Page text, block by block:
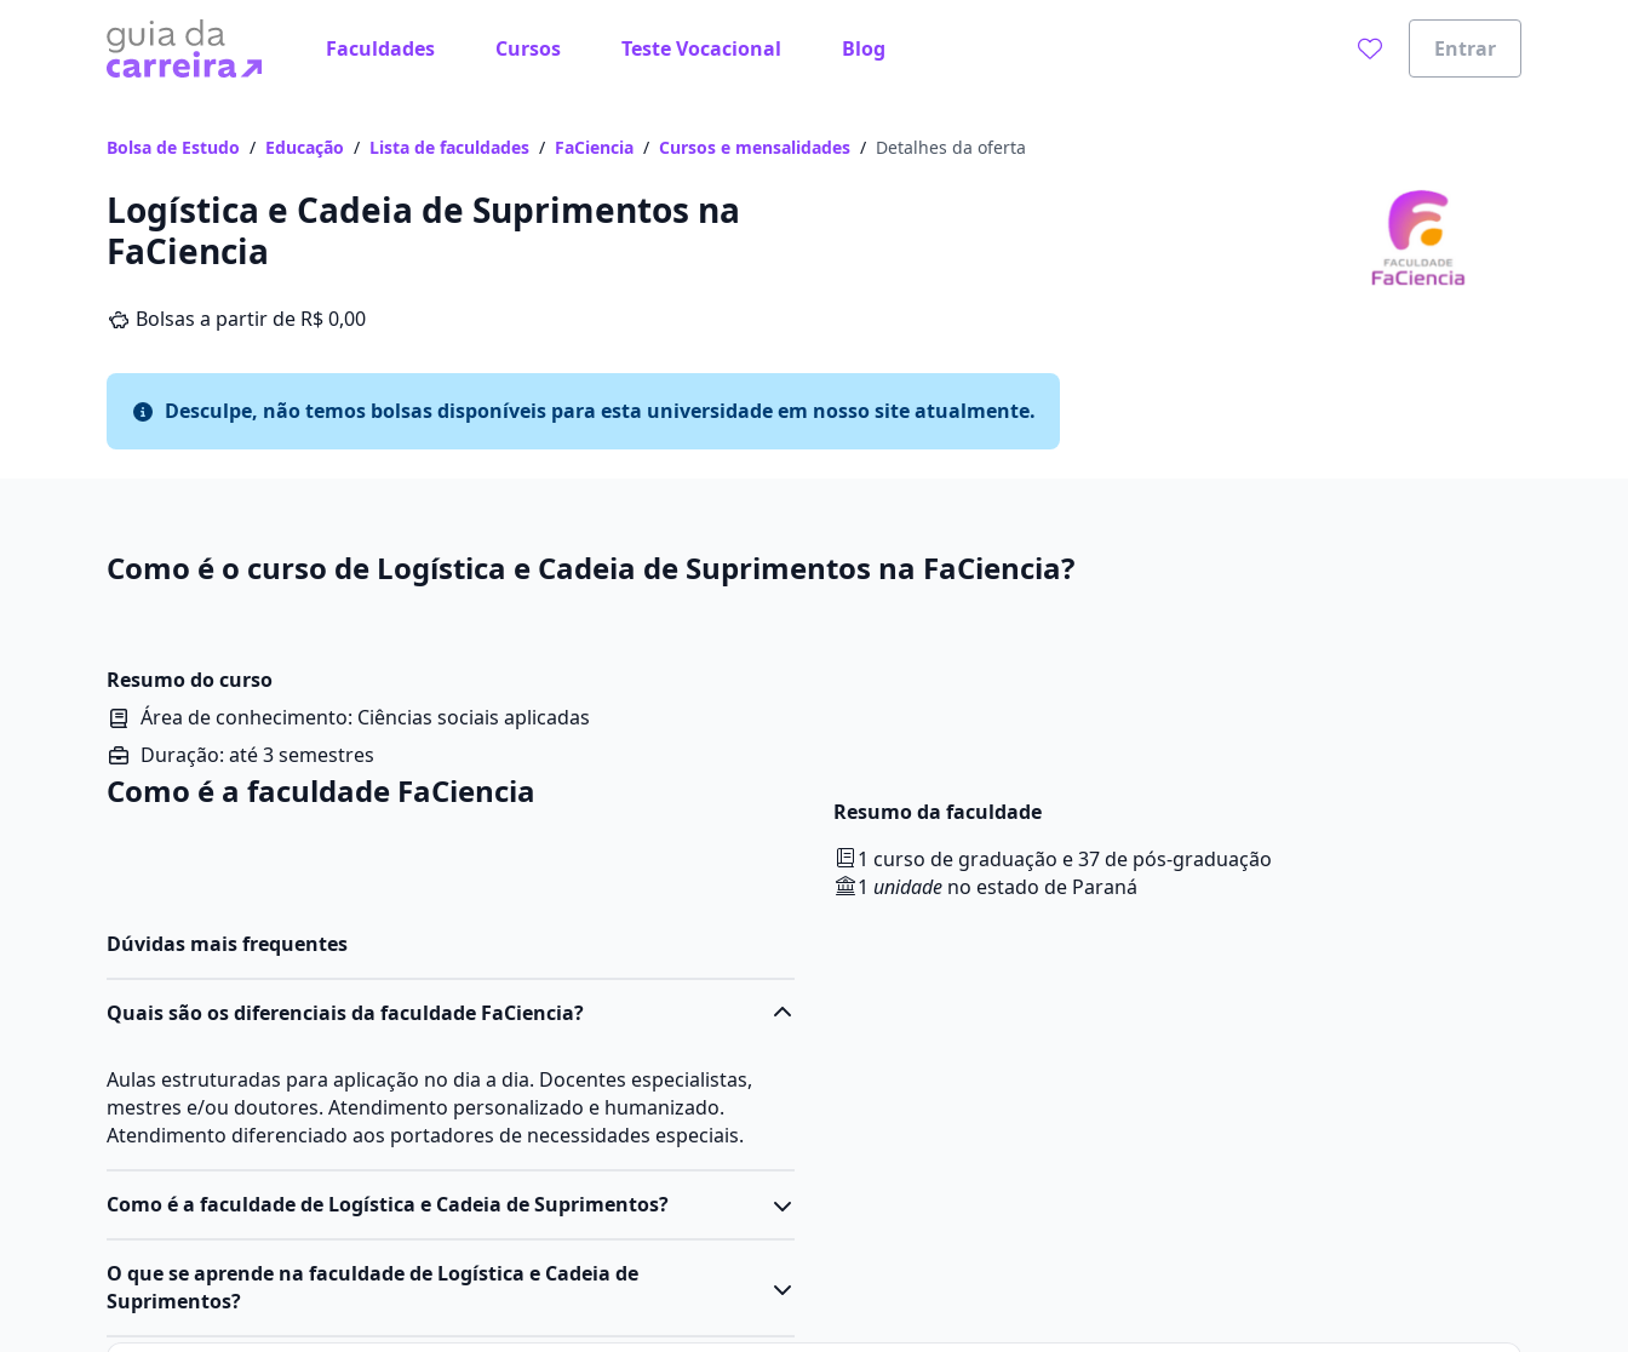
Faculdades Cursos Teste Vocacional Blog Entrar
Bolsa de Estudo / Educação / Lista de faculdades / FaCiencia / Cursos e mensalidades / Detalhes da oferta
Logística e Cadeia de Suprimentos na
FaCiencia
Bolsas a partir de R$ 0,00
Desculpe, não temos bolsas disponíveis para esta universidade em nosso site atualmente.
Como é o curso de Logística e Cadeia de Suprimentos na FaCiencia?
Resumo do curso
Área de conhecimento: Ciências sociais aplicadas
Duração: até 3 semestres
Como é a faculdade FaCiencia
Resumo da faculdade
1 curso de graduação e 37 de pós-graduação
1 unidade no estado de Paraná
Dúvidas mais frequentes
Quais são os diferenciais da faculdade FaCiencia?
Aulas estruturadas para aplicação no dia a dia. Docentes especialistas,
mestres e/ou doutores. Atendimento personalizado e humanizado.
Atendimento diferenciado aos portadores de necessidades especiais.
Como é a faculdade de Logística e Cadeia de Suprimentos?
O que se aprende na faculdade de Logística e Cadeia de
Suprimentos?